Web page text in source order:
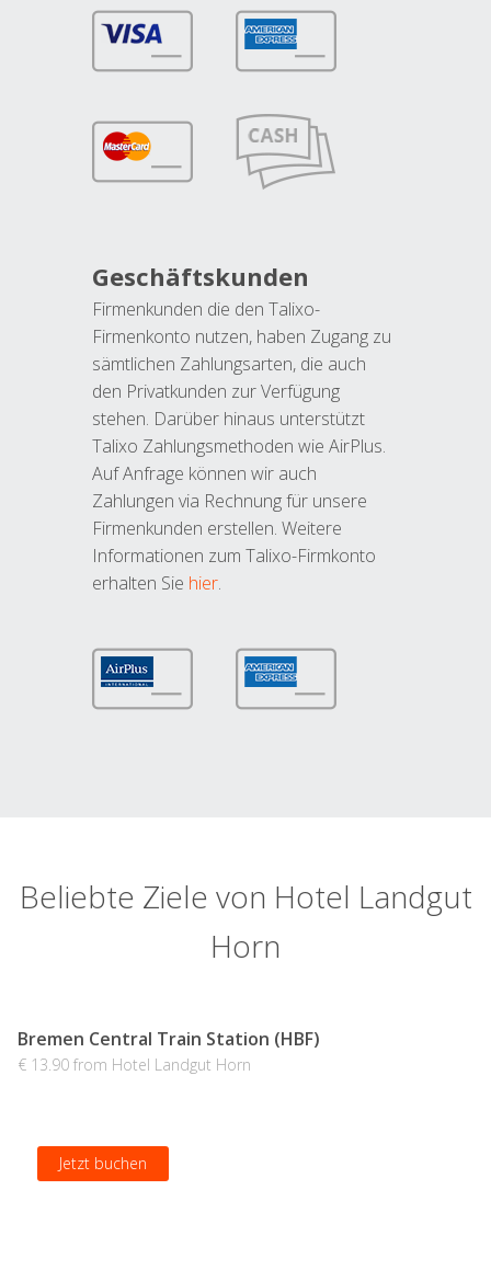
Geschäftskunden
Firmenkunden die den Talixo-
Firmenkonto nutzen, haben Zugang zu
sämtlichen Zahlungsarten, die auch
den Privatkunden zur Verfügung
stehen. Darüber hinaus unterstützt
Talixo Zahlungsmethoden wie AirPlus.
Auf Anfrage können wir auch
Zahlungen via Rechnung für unsere
Firmenkunden erstellen. Weitere
Informationen zum Talixo-Firmkonto
erhalten Sie hier.
Beliebte Ziele von Hotel Landgut
Horn
Bremen Central Train Station (HBF)
€ 13.90 from Hotel Landgut Horn
Jetzt buchen